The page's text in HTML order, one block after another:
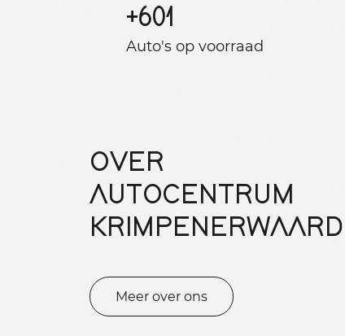
+601
Auto's op voorraad
OVER
AUTOCENTRUM
KRIMPENERWAARD
Meer over ons